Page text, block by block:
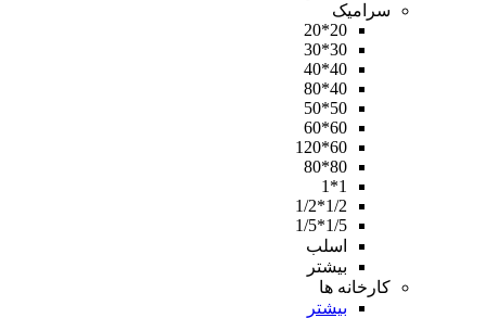
سرامیک
20*20
30*30
40*40
40*80
50*50
60*60
60*120
80*80
1*1
1/2*1/2
1/5*1/5
اسلب
بیشتر
کارخانه ها
بیشتر